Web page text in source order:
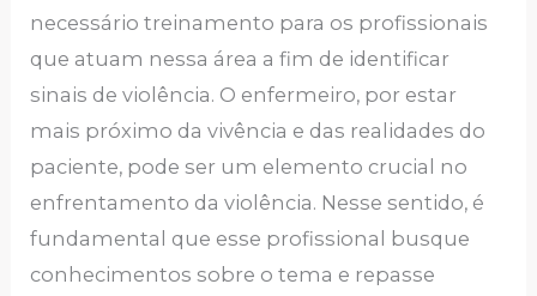
necessário treinamento para os profissionais
que atuam nessa área a fim de identificar
sinais de violência. O enfermeiro, por estar
mais próximo da vivência e das realidades do
paciente, pode ser um elemento crucial no
enfrentamento da violência. Nesse sentido, é
fundamental que esse profissional busque
conhecimentos sobre o tema e repasse